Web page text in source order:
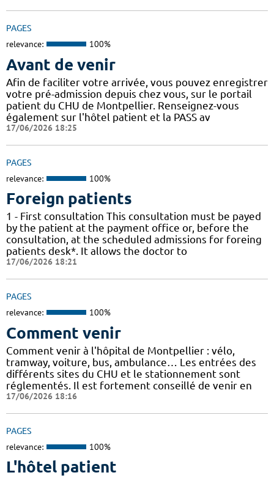
PAGES
relevance: 100%
Avant de venir
Afin de faciliter votre arrivée, vous pouvez enregistrer
votre pré-admission depuis chez vous, sur le portail
patient du CHU de Montpellier. Renseignez-vous
également sur l'hôtel patient et la PASS av
17/06/2026 18:25
PAGES
relevance: 100%
Foreign patients
1 - First consultation This consultation must be payed
by the patient at the payment office or, before the
consultation, at the scheduled admissions for foreing
patients desk*. It allows the doctor to
17/06/2026 18:21
PAGES
relevance: 100%
Comment venir
Comment venir à l'hôpital de Montpellier : vélo,
tramway, voiture, bus, ambulance… Les entrées des
différents sites du CHU et le stationnement sont
réglementés. Il est fortement conseillé de venir en
17/06/2026 18:16
PAGES
relevance: 100%
L'hôtel patient